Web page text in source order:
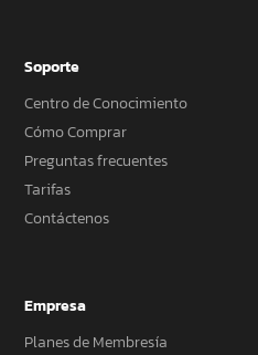
Soporte
Centro de Conocimiento
Cómo Comprar
Preguntas frecuentes
Tarifas
Contáctenos
Empresa
Planes de Membresía